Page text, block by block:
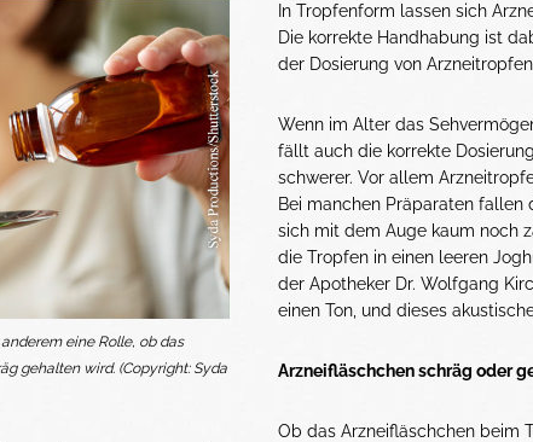
eine Rolle, ob das
gehalten wird. (Copyright: Syda
In Tropfenform lassen sich
Die korrekte Handhabung ist
der Dosierung von
Wenn im Alter das
fällt auch die korrekte
schwerer. Vor allem
Bei manchen Präparaten fallen
sich mit dem Auge kaum noch
die Tropfen in einen leeren
der Apotheker Dr. Wolfgang
einen Ton, und dieses
Arzneifläschchen schräg oder
Ob das Arzneifläschchen beim